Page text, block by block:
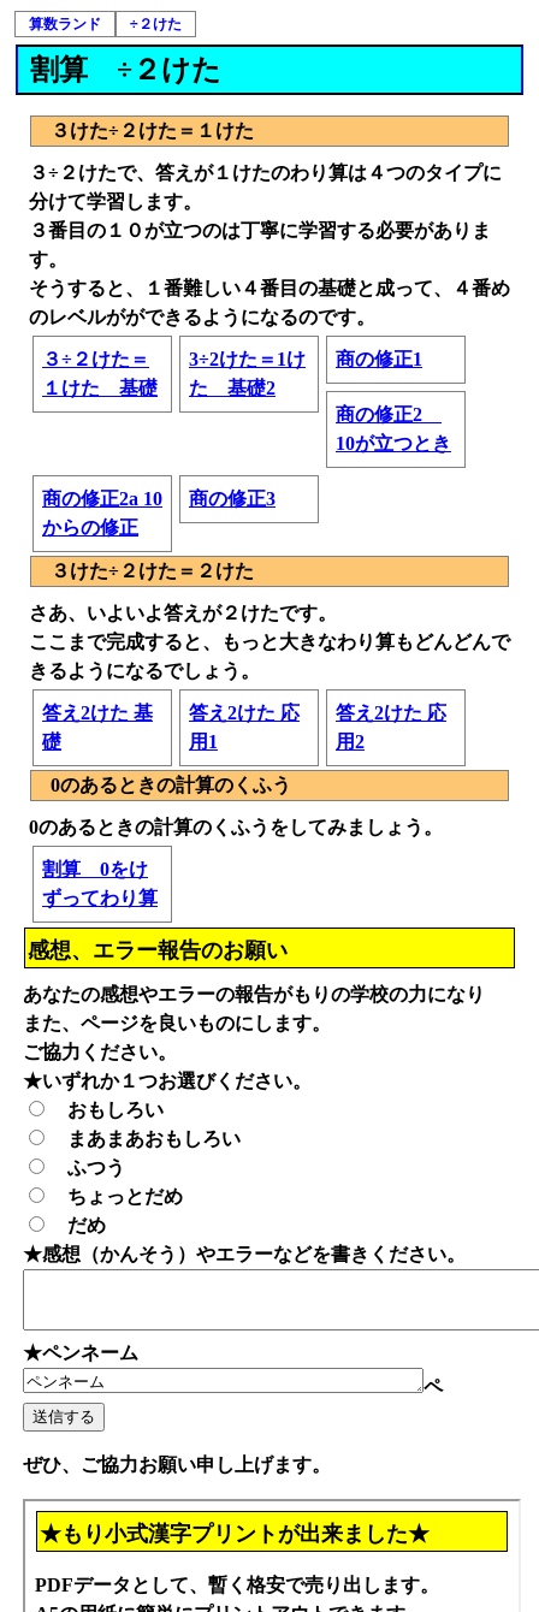
算数ランド ÷２けた
割算 ÷２けた
３けた÷２けた＝１けた
３÷２けたで、答えが１けたのわり算は４つのタイプに
分けて学習します。
３番目の１０が立つのは丁寧に学習する必要がありま
す。
そうすると、１番難しい４番目の基礎と成って、４番め
のレベルがができるようになるのです。
３÷２けた＝
１けた 基礎
3÷2けた＝1け
た 基礎2
商の修正1
商の修正2
10が立つとき
商の修正2a 10
からの修正
商の修正3
３けた÷２けた＝２けた
さあ、いよいよ答えが２けたです。
ここまで完成すると、もっと大きなわり算もどんどんで
きるようになるでしょう。
答え2けた 基
礎
答え2けた 応
用1
答え2けた 応
用2
0のあるときの計算のくふう
0のあるときの計算のくふうをしてみましょう。
割算 0をけ
ずってわり算
感想、エラー報告のお願い
あなたの感想やエラーの報告がもりの学校の力になり
また、ページを良いものにします。
ご協力ください。
★いずれか１つお選びください。
おもしろい
まあまあおもしろい
ふつう
ちょっとだめ
だめ
★感想（かんそう）やエラーなどを書きください。
★ペンネーム
ペ
ぜひ、ご協力お願い申し上げます。